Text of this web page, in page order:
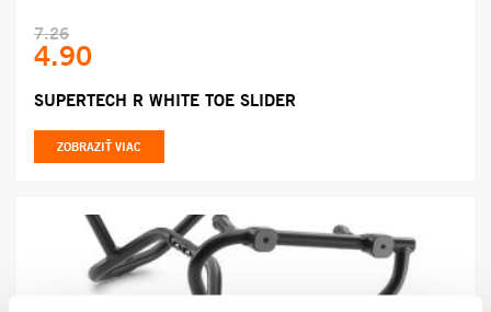
7.26
4.90
SUPERTECH R WHITE TOE SLIDER
ZOBRAZIŤ VIAC